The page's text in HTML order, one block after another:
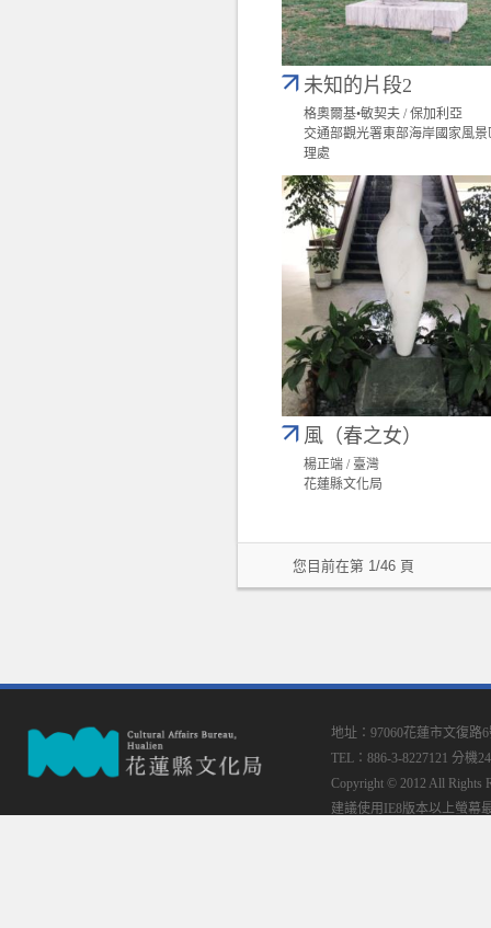
未知的片段2
格奧爾基•敏契夫 / 保加利亞
交通部觀光署東部海岸國家風景
理處
風（春之女）
楊正端 / 臺灣
花蓮縣文化局
您目前在第 1/46 頁
地址：97060花蓮市文復路
TEL：886-3-8227121 分機
Copyright © 2012 All Rights
建議使用IE8版本以上螢幕